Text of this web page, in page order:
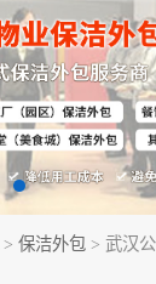
> 保洁外包 > 武汉